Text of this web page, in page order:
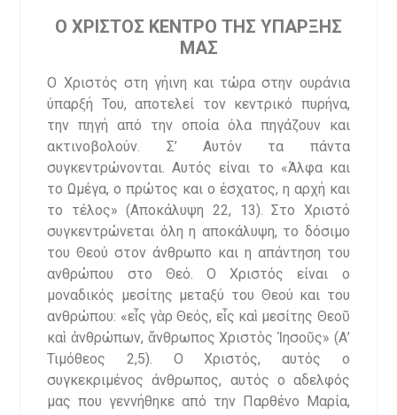
O ΧΡΙΣΤΟΣ ΚΕΝΤΡΟ ΤΗΣ ΥΠΑΡΞΗΣ
ΜΑΣ
Ο Χριστός στη γήινη και τώρα στην ουράνια
ύπαρξή Του, αποτελεί τον κεντρικό πυρήνα,
την πηγή από την οποία όλα πηγάζουν και
ακτινοβολούν. Σ’ Αυτόν τα πάντα
συγκεντρώνονται. Αυτός είναι το «Άλφα και
το Ωμέγα, ο πρώτος και ο έσχατος, η αρχή και
το τέλος» (Αποκάλυψη 22, 13). Στο Χριστό
συγκεντρώνεται όλη η αποκάλυψη, το δόσιμο
του Θεού στον άνθρωπο και η απάντηση του
ανθρώπου στο Θεό. Ο Χριστός είναι ο
μοναδικός μεσίτης μεταξύ του Θεού και του
ανθρώπου: «εἷς γὰρ Θεός, εἷς καὶ μεσίτης Θεοῦ
καὶ ἀνθρώπων, ἄνθρωπος Χριστὸς Ἰησοῦς» (Α’
Τιμόθεος 2,5). Ο Χριστός, αυτός ο
συγκεκριμένος άνθρωπος, αυτός ο αδελφός
μας που γεννήθηκε από την Παρθένο Μαρία,